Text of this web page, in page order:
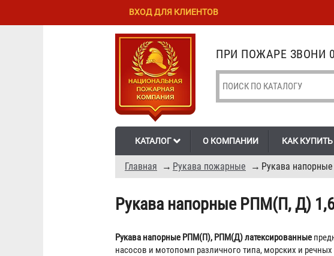
Перейти к
содержанию
Skip to
ПРИ ПОЖАРЕ ЗВОНИ
КАТАЛОГ О КОМПАНИИ КАК КУПИТЬ
Главная → Рукава пожарные → Рукава
ВХОД ДЛЯ КЛИЕНТОВ
Рукава напорные РПМ(П, Д)
Рукава напорные РПМ(П), РПМ(Д) латексированные
насосов и мотопомп различного типа, морских и